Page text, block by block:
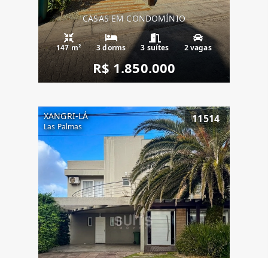
CASAS EM CONDOMÍNIO
147 m² 3 dorms 3 suítes 2 vagas
R$ 1.850.000
XANGRI-LÁ
Las Palmas
11514